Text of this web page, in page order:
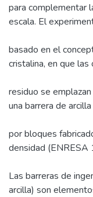
para complementar
escala. El
basado en el
cristalina, en que las
residuo se
una barrera de
por bloques
densidad (ENRESA
Las barreras de
arcilla) son